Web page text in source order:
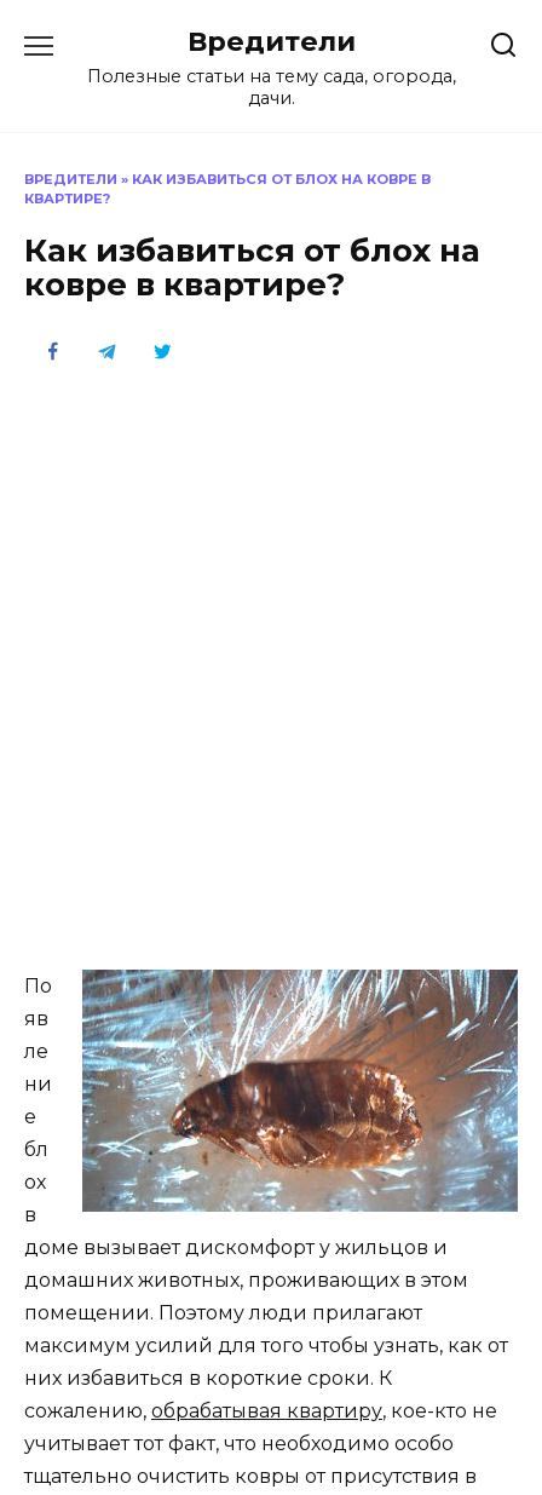
содержанию
Вредители
Полезные статьи на тему сада, огорода,
дачи.
ВРЕДИТЕЛИ » КАК ИЗБАВИТЬСЯ ОТ БЛОХ НА КОВРЕ В
КВАРТИРЕ?
Как избавиться от блох на
ковре в квартире?
По
яв
ле
ни
е
бл
ох
в
доме вызывает дискомфорт у жильцов и
домашних животных, проживающих в этом
помещении. Поэтому люди прилагают
максимум усилий для того чтобы узнать, как от
них избавиться в короткие сроки. К
сожалению, обрабатывая квартиру, кое-кто не
учитывает тот факт, что необходимо особо
тщательно очистить ковры от присутствия в